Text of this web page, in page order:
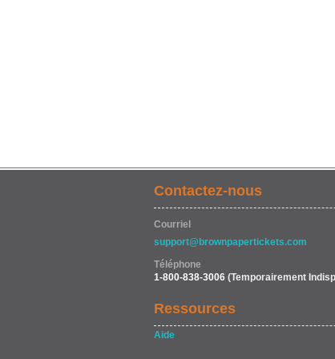
Contactez-nous
Courriel
support@brownpapertickets.com
Téléphone
1-800-838-3006 (Temporairement
Ressources
Aide